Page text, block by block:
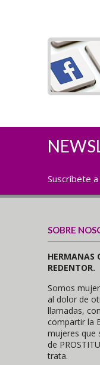
Suscríbete
SOBRE
HERMANAS
REDENTOR.
Somos
al dolor de
llamadas,
compartir la
mujeres que
de
trata.